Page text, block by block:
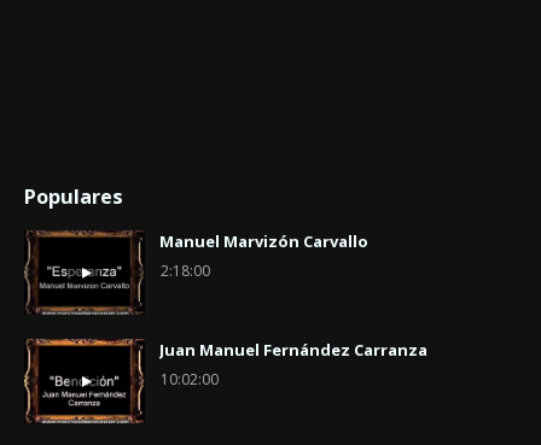
Populares
Manuel Marvizón Carvallo
2:18:00
Juan Manuel Fernández Carranza
10:02:00